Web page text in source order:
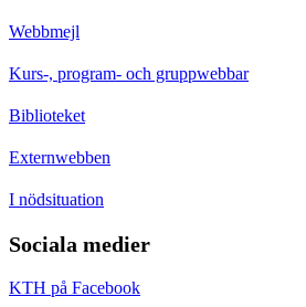
Webbmejl
Kurs-, program- och gruppwebbar
Biblioteket
Externwebben
I nödsituation
Sociala medier
KTH på Facebook